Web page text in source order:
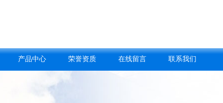
产品中心 荣誉资质 在线留言 联系我们